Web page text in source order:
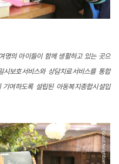
의 아이들이 함께 생활하고 있는 곳으
보호서비스와 상담치료서비스를 통합
여하도록 설립된 아동복지종합시설입